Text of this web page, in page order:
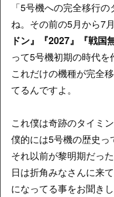
「5号機への完全移行
ね。その前の5月から7
ドン』『2027』『戦国
って5号機初期の時代を
これだけの機種が完全
てるんですよ。
これ僕は奇跡のタイミ
僕的には5号機の歴史っ
それ以前が黎明期だっ
日は折角みなさんに来
になってる事をお聞き